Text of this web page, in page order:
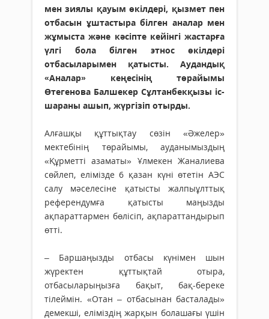
мен зиялы қауым өкілдері, қызмет пен
отбасын ұштастыра білген аналар мен
жұмыста және кәсіпте кейінгі жастарға
үлгі бола білген этнос өкілдері
отбасыларымен қатысты. Аудандық
«Аналар» кеңесінің төрайымы
Өтегенова Балшекер Сұлтанбекқызы іс-
шараны ашып, жүргізіп отырды.
Алғашқы құттықтау сөзін «Әжелер»
мектебінің төрайымы, ауданымыздың
«Құр­метті азаматы» Ұлмекен Жаналиева
сөй­леп, елімізде 6 қазан күні өтетін АЭС
салу мәселесіне қатысты жалпыұлттық
рефе­рендумға қатысты маңызды
ақпараттармен бөлісіп, ақпараттандырып
өтті.
– Баршаңызды отбасы күнімен шын
жүректен құттықтай отыра,
отбасыларыңызға бақыт, бақ-береке
тілеймін. «Отан – отбасынан басталады»
демекші, еліміздің жарқын болашағы үшін